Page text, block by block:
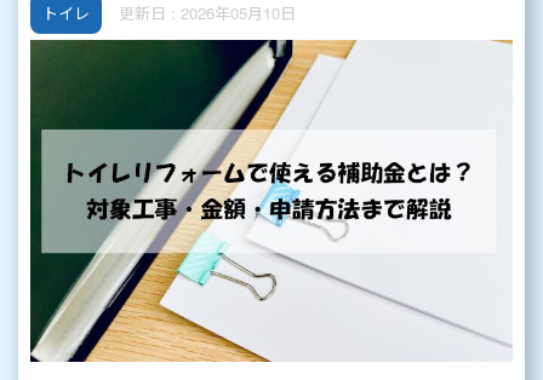
トイレ 更新日 : 2026年05月10日